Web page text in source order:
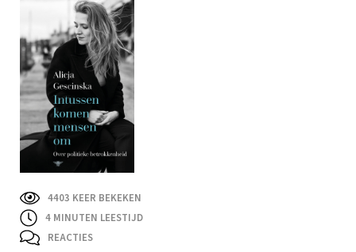
4403 KEER BEKEKEN
4 MINUTEN LEESTIJD
REACTIES